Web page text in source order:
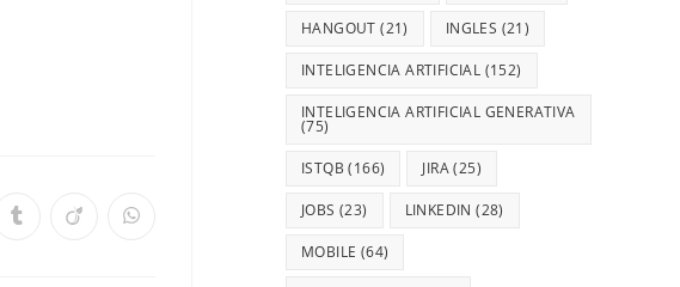
HANGOUT (21) INGLES (21)
INTELIGENCIA ARTIFICIAL (152)
INTELIGENCIA ARTIFICIAL GENERATIVA
(75)
ISTQB (166) JIRA(25)
JOBS (23) LINKEDIN (28)
MOBILE (64)